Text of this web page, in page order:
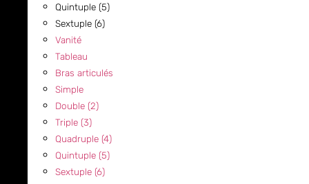
Quintuple (5)
Sextuple (6)
Vanité
Tableau
Bras articulés
Simple
Double (2)
Triple (3)
Quadruple (4)
Quintuple (5)
Sextuple (6)